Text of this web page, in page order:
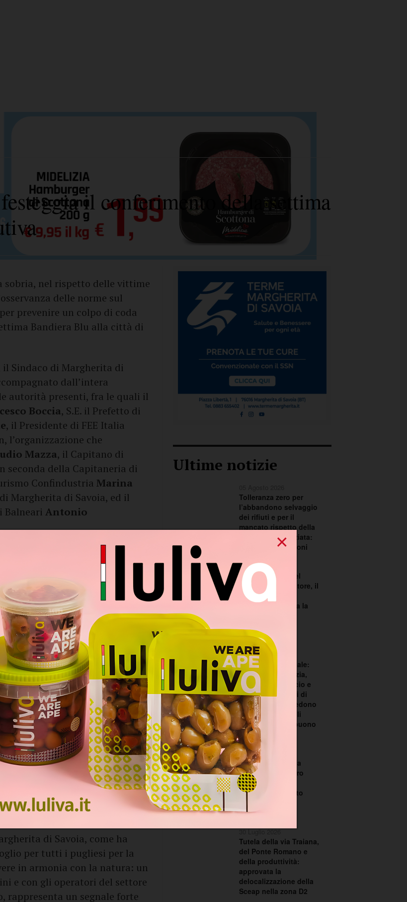
il conferimento della settima
sobria, nel rispetto delle vittime
delle norme sul
prevenire un colpo di coda
Bandiera Blu alla città di
Sindaco di Margherita di
dall’intera
autorità presenti, fra le quali il
Boccia, S.E. il Prefetto di
, il Presidente di FEE Italia
l’organizzazione che
Mazza, il Capitano di
seconda della Capitaneria di
Confindustria Marina
Margherita di Savoia, ed il
Balneari Antonio
del sindaco
sette i punti di rilevamento, la
definita
eccellente. Un dato
con grande evidenza
pari della Sardegna, al top
balneabili di eccellenza. La
proprio in questi giorni,
di Legambiente e Touring
che attestano in maniera
e ne rilanciano l’immagine in
come questo in cui servono
per le conseguenze della
indurci ad abbassare la
nemico invisibile non è ancora
balneari si stanno
per i turisti: è un ulteriore
la grandissima
importanza per il
di Savoia, come ha
per tutti i pugliesi per la
in armonia con la natura: un
e con gli operatori del settore
rappresenta un segnale forte
Ultime notizie
Tolleranza zero per
l’abbandono selvaggio
dei rifiuti e per il
mancato rispetto della
raccolta differenziata:
scattano le sanzioni
02 Agosto 2026
Festa in onore del
Santissimo Salvatore, il
Comitato Feste
Patronali richiama la
condivisa
02 Agosto 2026
Consiglio comunale:
dialogo sull’edilizia,
scontro su bilancio e
TARI. I consiglieri di
centrodestra chiedono
le dimissioni degli
assessori Santobuono
e Piazzolla
30 Luglio 2026
La Regione Puglia
chiede al Ministero
dell’Ambiente il
commissariamento
dell’ex discarica
CO.BE.MA.
30 Luglio 2026
Tutela della via Traiana,
del Ponte Romano e
della produttività:
approvata la
delocalizzazione della
Sceap nella zona D2
×